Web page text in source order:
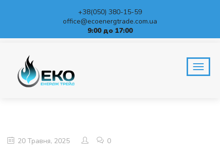
+38(050) 380-15-59
office@ecoenergtrade.com.ua
9:00 до 17:00
BLOG Home
20 Травня, 2025 0